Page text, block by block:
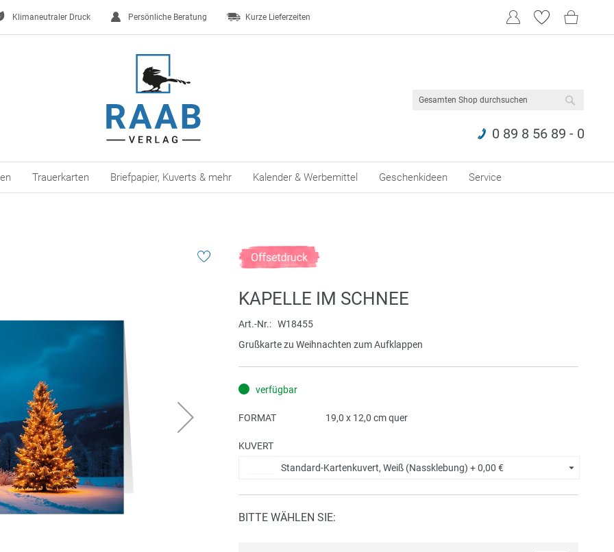
Klimaneutraler Druck Persönliche Beratung Kurze Lieferzeiten
0 89 8 56 89 - 0
Trauerkarten Briefpapier, Kuverts & mehr Kalender & Werbemittel Geschenkideen Service
KAPELLE IM SCHNEE
Art.-Nr.
W18455
Grußkarte zu Weihnachten zum Aufklappen
verfügbar
FORMAT 19,0 x 12,0 cm quer
KUVERT
Standard-Kartenkuvert, Weiß (Nassklebung) +0,00 €
BITTE WÄHLEN SIE: